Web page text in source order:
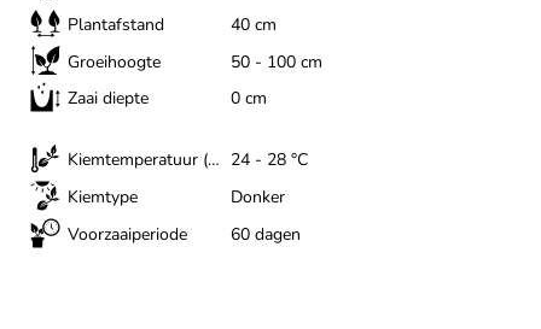
Plantafstand
40 cm
Groeihoogte
50 - 100 cm
Zaai diepte
0 cm
Kiemtemperatuur (optimaal)
24 - 28 °C
Kiemtype
Donker
Voorzaaiperiode
60 dagen